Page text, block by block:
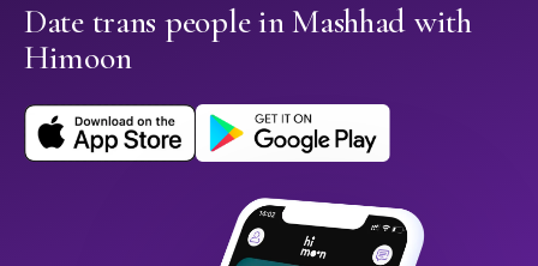
Date trans people in Mashhad with
Himoon